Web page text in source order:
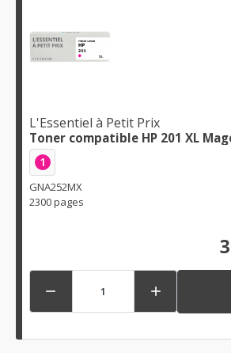
L'Essentiel à Petit Prix
Toner compatible HP 201 XL
1
GNA252MX
2300 pages
 